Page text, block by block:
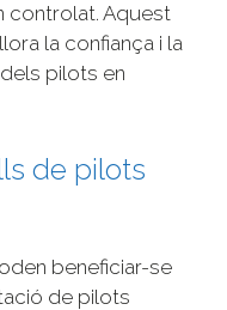
controlat. Aquest
la confiança i la
pilots en
de pilots
beneficiar-se
de pilots